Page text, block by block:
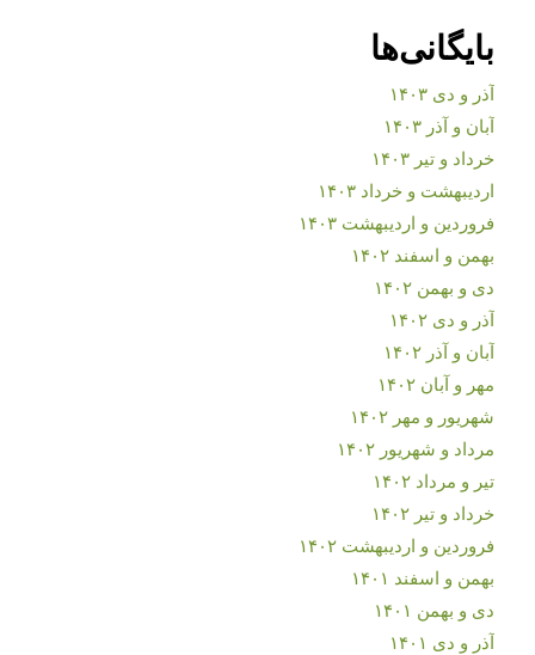
بایگانی‌ها
آذر و دی ۱۴۰۳
آبان و آذر ۱۴۰۳
خرداد و تیر ۱۴۰۳
اردیبهشت و خرداد ۱۴۰۳
فروردین و اردیبهشت ۱۴۰۳
بهمن و اسفند ۱۴۰۲
دی و بهمن ۱۴۰۲
آذر و دی ۱۴۰۲
آبان و آذر ۱۴۰۲
مهر و آبان ۱۴۰۲
شهریور و مهر ۱۴۰۲
مرداد و شهریور ۱۴۰۲
تیر و مرداد ۱۴۰۲
خرداد و تیر ۱۴۰۲
فروردین و اردیبهشت ۱۴۰۲
بهمن و اسفند ۱۴۰۱
دی و بهمن ۱۴۰۱
آذر و دی ۱۴۰۱